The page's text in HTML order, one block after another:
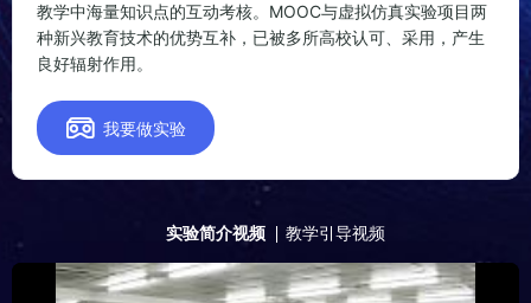
教学中海量知识点的互动考核。MOOC与虚拟仿真实验项目两
种新兴教育技术的优势互补，已被多所高校认可、采用，产生
良好辐射作用。
 我要做实验
实验简介视频 教学引导视频